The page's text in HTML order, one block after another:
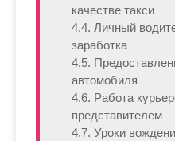
качестве такси
4.4. Личный
заработка
4.5.
автомобиля
4.6. Работа
представителем
4.7. Уроки